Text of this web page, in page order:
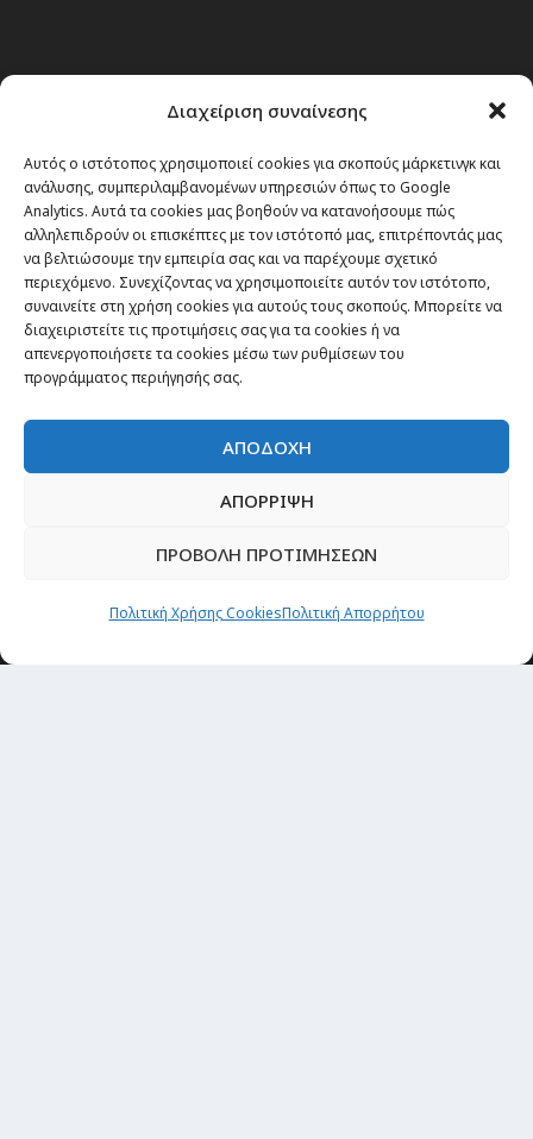
Διαχείριση συναίνεσης
Αυτός ο ιστότοπος χρησιμοποιεί cookies για σκοπούς μάρκετινγκ και
ανάλυσης, συμπεριλαμβανομένων υπηρεσιών όπως το Google
Analytics. Αυτά τα cookies μας βοηθούν να κατανοήσουμε πώς
αλληλεπιδρούν οι επισκέπτες με τον ιστότοπό μας, επιτρέποντάς μας
να βελτιώσουμε την εμπειρία σας και να παρέχουμε σχετικό
περιεχόμενο. Συνεχίζοντας να χρησιμοποιείτε αυτόν τον ιστότοπο,
συναινείτε στη χρήση cookies για αυτούς τους σκοπούς. Μπορείτε να
διαχειριστείτε τις προτιμήσεις σας για τα cookies ή να
απενεργοποιήσετε τα cookies μέσω των ρυθμίσεων του
προγράμματος περιήγησής σας.
ΑΠΟΔΟΧΗ
ΑΠΟΡΡΙΨΗ
ΠΡΟΒΟΛΗ ΠΡΟΤΙΜΗΣΕΩΝ
Πολιτική Χρήσης CookiesΠολιτική Απορρήτου
Θέματα
Passenger στην Ελλάδα
Passenger στον κόσμο
Οργάνωσε το ταξίδι σου